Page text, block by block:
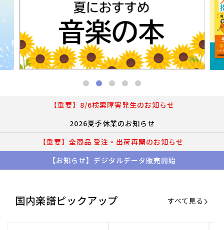
【重要】8/6検索障害発生のお知らせ
2026夏季休業のお知らせ
【重要】全商品 受注・出荷再開のお知らせ
【お知らせ】デジタルデータ販売開始
国内楽譜ピックアップ すべて見る